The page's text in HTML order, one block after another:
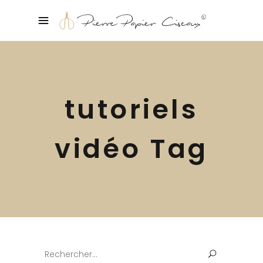
tutoriels
vidéo Tag
Search